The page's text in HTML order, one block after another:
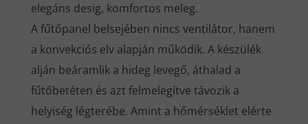
elegáns desig, komfortos meleg.
A fűtőpanel belsejében nincs ventilátor, hanem
a konvekciós elv alapján működik. A készülék
alján beáramlik a hideg levegő, áthalad a
fűtőbetéten és azt felmelegítve távozik a
helyiség légterébe. Amint a hőmérséklet elérte